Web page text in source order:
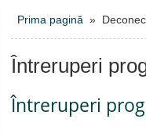
Prima pagină »
Întreruperi
Întreruperi